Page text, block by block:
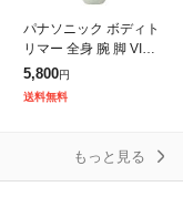
パナソニック ボディト
リマー 全身 腕 脚 VIO
ワキ 胸 へそ周り 手 指
防水 お風呂剃り 水洗い
ER-GK23-G ラ
5,800円
送料無料
もっと見る